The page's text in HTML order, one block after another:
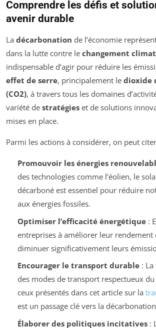
Comprendre les défis et
avenir durable
La décarbonation de l’économie
dans la lutte contre le changement
indispensable d’agir pour réduire les
effet de serre, principalement le dioxide
(CO2), à travers tous les domaines
variété de stratégies et de solutions
mises en place.
Parmi les actions à considérer, on peut
Promouvoir les énergies
des technologies comme l’éolien, le
décarboné est essentiel pour réduire
aux énergies fossiles.
Optimiser l’efficacité énergétique:
entreprises à améliorer leur rendement
diminuer significativement leurs
Encourager le transport durable: La
des modes de transport respectueux
ceux présentés dans cet article sur la
est un passage clé vers la
Élaborer des politiques incitatives: